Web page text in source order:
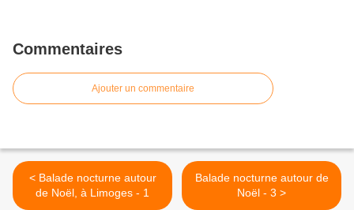
Commentaires
Ajouter un commentaire
< Balade nocturne autour
de Noël, à Limoges - 1
Balade nocturne autour de
Noël - 3 >